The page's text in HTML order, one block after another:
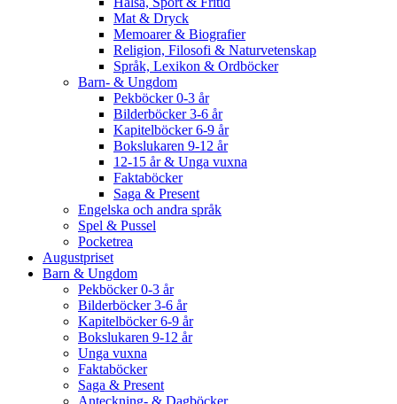
Mat & Dryck
Memoarer & Biografier
Religion, Filosofi & Naturvetenskap
Språk, Lexikon & Ordböcker
Barn- & Ungdom
Pekböcker 0-3 år
Bilderböcker 3-6 år
Kapitelböcker 6-9 år
Bokslukaren 9-12 år
12-15 år & Unga vuxna
Faktaböcker
Saga & Present
Engelska och andra språk
Spel & Pussel
Pocketrea
Augustpriset
Barn & Ungdom
Pekböcker 0-3 år
Bilderböcker 3-6 år
Kapitelböcker 6-9 år
Bokslukaren 9-12 år
Unga vuxna
Faktaböcker
Saga & Present
Anteckning- & Dagböcker